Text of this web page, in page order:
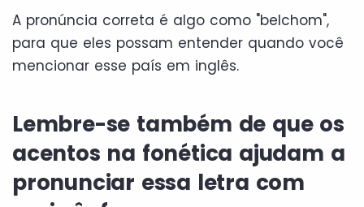
A pronúncia correta é algo como "belchom",
para que eles possam entender quando você
mencionar esse país em inglês.
Lembre-se também de que os
acentos na fonética ajudam a
pronunciar essa letra com